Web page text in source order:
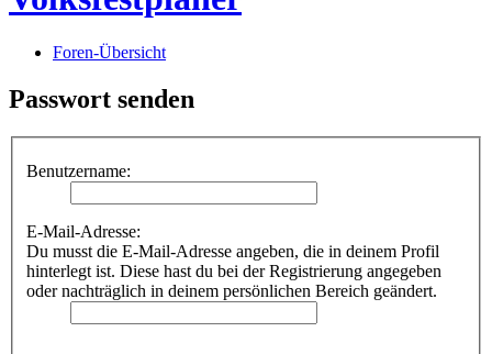
Foren-Übersicht
Passwort senden
Benutzername:
E-Mail-Adresse:
Du musst die E-Mail-Adresse angeben, die in deinem Profil
hinterlegt ist. Diese hast du bei der Registrierung angegeben
oder nachträglich in deinem persönlichen Bereich geändert.